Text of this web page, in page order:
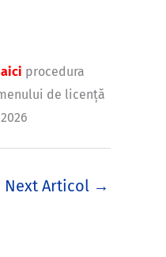
aici procedura
de licență
Next Articol →